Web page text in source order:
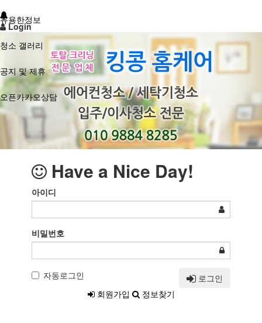
유용한정보
청소 갤러리
공지 및 제휴
오픈카카오상담
Login
Have a Nice Day!
아이디
비밀번호
자동로그인
로그인
회원가입
정보찾기